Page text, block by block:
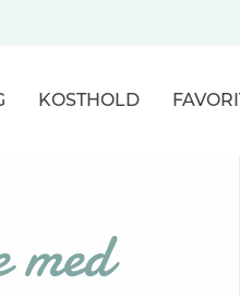
KOSTHOLD
MÅLTIDER
med